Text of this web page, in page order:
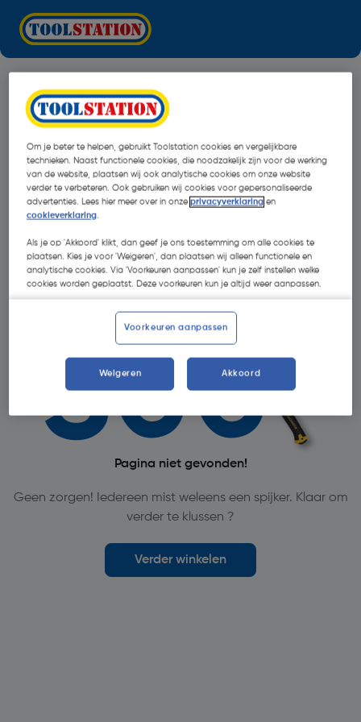
Oops!
Pagina niet gevonden!
Geen zorgen! Iedereen mist weleens een spijker. Klaar om
verder te klussen ?
Verder winkelen
Om je beter te helpen, gebruikt Toolstation cookies en vergelijkbare
technieken. Naast functionele cookies, die noodzakelijk zijn voor de werking
van de website, plaatsen wij ook analytische cookies om onze website
verder te verbeteren. Ook gebruiken wij cookies voor gepersonaliseerde
advertenties. Lees hier meer over in onzeprivacyverklaring en
cookieverklaring.
Als je op 'Akkoord' klikt, dan geef je ons toestemming om alle cookies te
plaatsen. Kies je voor 'Weigeren', dan plaatsen wij alleen functionele en
analytische cookies. Via 'Voorkeuren aanpassen' kun je zelf instellen welke
cookies worden geplaatst. Deze voorkeuren kun je altijd weer aanpassen.
Voorkeuren aanpassen
Weigeren Akkoord